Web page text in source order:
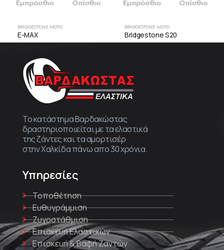
BRIDGESTONE MOTO
E-MAX
BRIDGESTONE MOTO
Bridgestone S20
Το κατάστημα Βαρδακώστας
δραστηριοποιείται με τα ελαστικά
της ζάντες και τα αμορτισέρ
στην Χαλκίδα πάνω απο 30 χρόνια.
Υπηρεσίες
Τοποθέτηση
Ευθυγράμμιση
Ζυγοστάθμιση
Επισκευή Ελαστικών
Επισκευή & Βαφή Ζαντών